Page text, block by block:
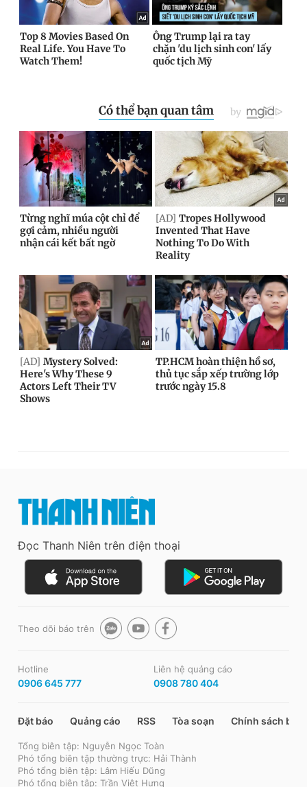
Đọc Thanh Niên trên điện thoại
Theo dõi báo trên
Hotline
0906 645 777
Liên hệ quảng cáo
0908 780 404
Đặt báo Quảng cáo RSS Tòa soạn Chính sách bảo
Tổng biên tập: Nguyễn Ngọc Toàn
Phó tổng biên tập thường trực: Hải Thành
Phó tổng biên tập: Lâm Hiếu Dũng
Phó tổng biên tập: Trần Việt Hưng